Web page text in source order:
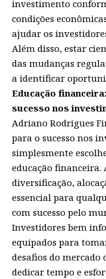
investimento
condições
ajudar os
Além disso, estar
das mudanças
a identificar
Educação
sucesso nos
Adriano Rodrigues
para o sucesso nos
simplesmente
educação financeira.
diversificação,
essencial para
com sucesso pelo
Investidores bem
equipados para
desafios do
dedicar tempo e